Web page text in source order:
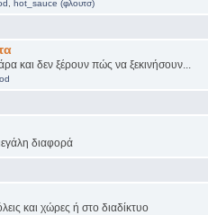
hot_sauce (φλουτσ)
και δεν ξέρουν πώς να ξεκινήσουν...
διαφορά
και χώρες ή στο διαδίκτυο